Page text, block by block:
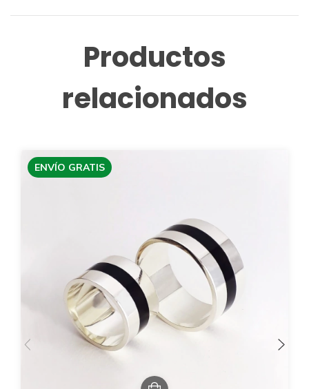
Productos
relacionados
ENVÍO GRATIS